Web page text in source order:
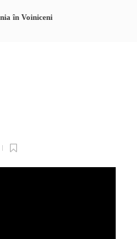
în Voiniceni